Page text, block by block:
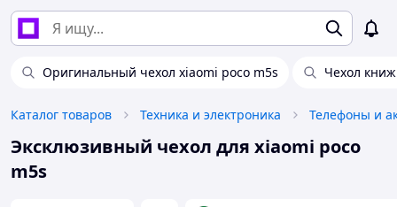
Оригинальный чехол xiaomi poco m5s Чехол
Каталог товаров Техника и электроника Телефоны и
Эксклюзивный чехол для xiaomi poco
m5s